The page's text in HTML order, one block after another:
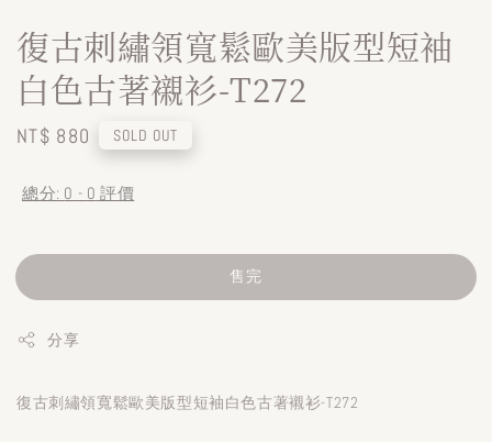
復古刺繡領寬鬆歐美版型短袖
白色古著襯衫-T272
Regular
NT$ 880 SOLD OUT
總分: 0 - 0 評價
售完
分享
復古刺繡領寬鬆歐美版型短袖白色古著襯衫-T272